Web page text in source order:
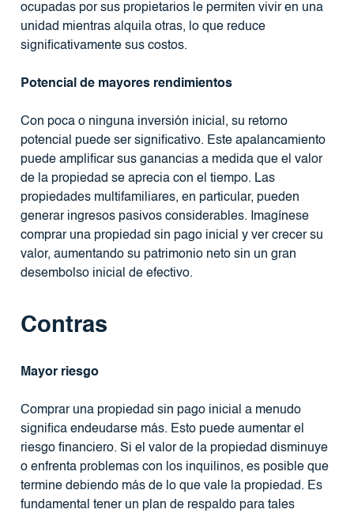
ocupadas por sus propietarios le permiten vivir en una
unidad mientras alquila otras, lo que reduce
significativamente sus costos.
Potencial de mayores rendimientos
Con poca o ninguna inversión inicial, su retorno
potencial puede ser significativo. Este apalancamiento
puede amplificar sus ganancias a medida que el valor
de la propiedad se aprecia con el tiempo. Las
propiedades multifamiliares, en particular, pueden
generar ingresos pasivos considerables. Imagínese
comprar una propiedad sin pago inicial y ver crecer su
valor, aumentando su patrimonio neto sin un gran
desembolso inicial de efectivo.
Contras
Mayor riesgo
Comprar una propiedad sin pago inicial a menudo
significa endeudarse más. Esto puede aumentar el
riesgo financiero. Si el valor de la propiedad disminuye
o enfrenta problemas con los inquilinos, es posible que
termine debiendo más de lo que vale la propiedad. Es
fundamental tener un plan de respaldo para tales